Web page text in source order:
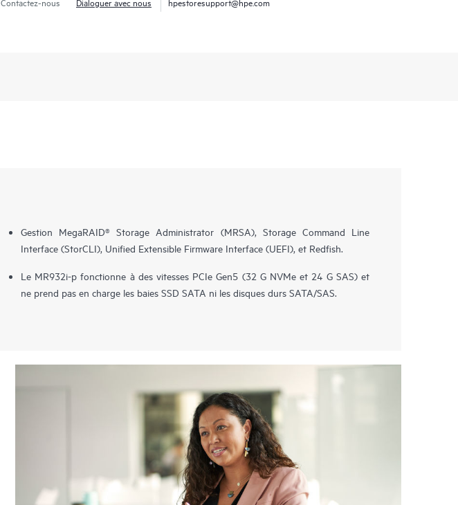
Gestion MegaRAID® Storage Administrator (MRSA), Storage Command Line
Interface (StorCLI), Unified Extensible Firmware Interface (UEFI), et Redfish.
Le MR932i-p fonctionne à des vitesses PCIe Gen5 (32 G NVMe et 24 G SAS) et
ne prend pas en charge les baies SSD SATA ni les disques durs SATA/SAS.